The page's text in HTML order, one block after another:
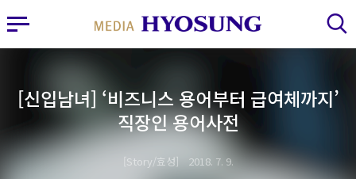
MY FRIEND HYOSUNG
사이드바 열기 검색 레이어 열기
[신입남녀] ‘비즈니스 용어부터 급여체까지’
직장인 용어사전
Story/효성 2018. 7. 9.